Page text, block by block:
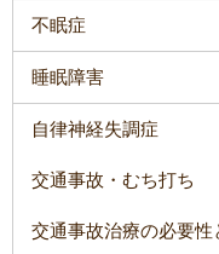
不眠症
睡眠障害
自律神経失調症
交通事故・むち打ち
交通事故治療の必要性